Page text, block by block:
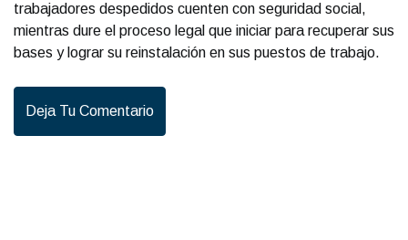
trabajadores despedidos cuenten con seguridad social,
mientras dure el proceso legal que iniciar para recuperar sus
bases y lograr su reinstalación en sus puestos de trabajo.
Deja Tu Comentario